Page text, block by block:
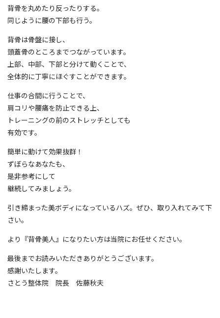
背骨を丸めたり反ったりする。
同じように腰の下部も行う。
背骨は骨盤に接し、
頭蓋骨のところまでつながっています。
上部、中部、下部と分けて動くことで、
全体的に丁寧にほぐすことができます。
仕事の合間に行うことで、
肩コリや腰痛を防止できる上、
トレーニングの前のストレッチとしても
有効です。
簡単に動けて効果抜群！
ずぼらなあなたも、
是非参考にして
継続してみましょう。
引き締まった美ボディになっているハズ。ぜひ、取り入れてみて下
さい。
より『背骨美人』になりたい方は当院にお任せください。
最後までお読みいただきありがとうございます。
感謝いたします。
さとう整体院 院長 佐藤秋夫